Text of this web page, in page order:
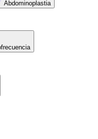
Abdominoplastia